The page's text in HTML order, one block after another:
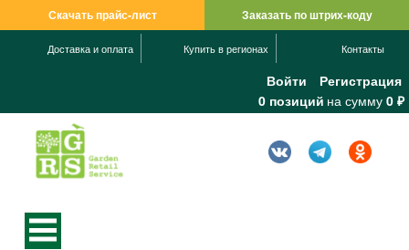
Скачать прайс-лист Заказать по штрих-коду
Доставка и оплата Купить в регионах Контакты
Войти
Регистрация
0 позиций на сумму 0 ₽